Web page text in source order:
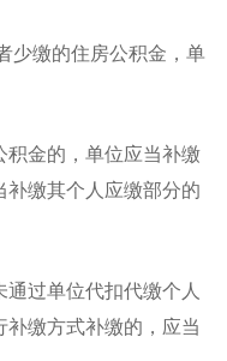
缴的住房公积金，单
金的，单位应当补缴
缴其个人应缴部分的
过单位代扣代缴个人
缴方式补缴的，应当